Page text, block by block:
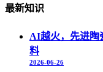
最新知识
AI越火，先进陶
料
2026-06-26